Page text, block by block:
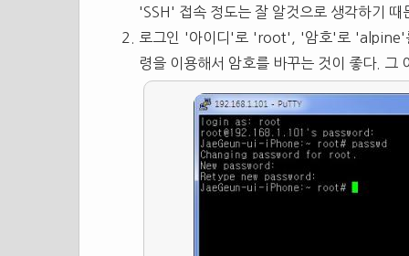
'SSH' 접속 정도는 잘 알것으로 생각하기
로그인 '아이디'로 'root', '암호'로 'alpine'
령을 이용해서 암호를 바꾸는 것이 좋다. 그